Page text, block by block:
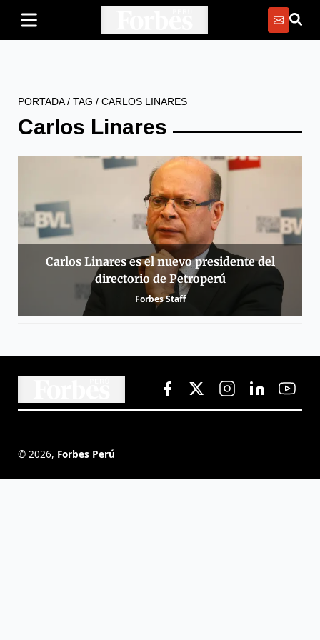
PORTADA/ TAG / CARLOS LINARES
Carlos Linares
Carlos Linares es el nuevo presidente del
directorio de Petroperú
Forbes Staff
© 2026, Forbes Perú